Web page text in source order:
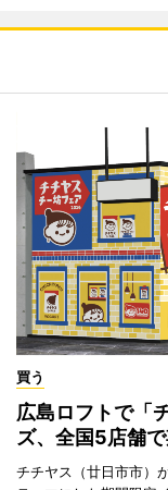
買う
広島ロフトで「
ズ、全国5店舗
チチヤス（廿日市市）